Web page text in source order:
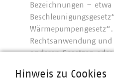
Bezeichnungen –
Rechtsanwendung
anderen Gesetzen
notwendig.
Hinweis zu Cookies